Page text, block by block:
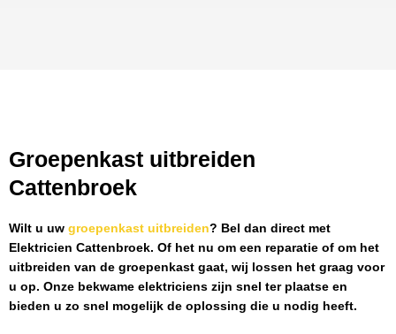
Groepenkast uitbreiden
Cattenbroek
Wilt u uw groepenkast uitbreiden? Bel dan direct met
Elektricien Cattenbroek. Of het nu om een reparatie of om het
uitbreiden van de groepenkast gaat, wij lossen het graag voor
u op. Onze bekwame elektriciens zijn snel ter plaatse en
bieden u zo snel mogelijk de oplossing die u nodig heeft.